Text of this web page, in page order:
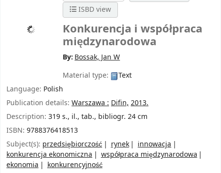
ISBD view
Konkurencja i współpraca
międzynarodowa
By: Bossak, Jan W
Material type:
Text
Language: Polish
Publication details: Warszawa :Difin,2013.
Description: 319 s., il., tab., bibliogr. 24 cm
ISBN: 9788376418513
Subject(s): przedsiębiorczość rynek
innowacja
konkurencja ekonomiczna
współpraca międzynarodowa
ekonomia
konkurencyjność